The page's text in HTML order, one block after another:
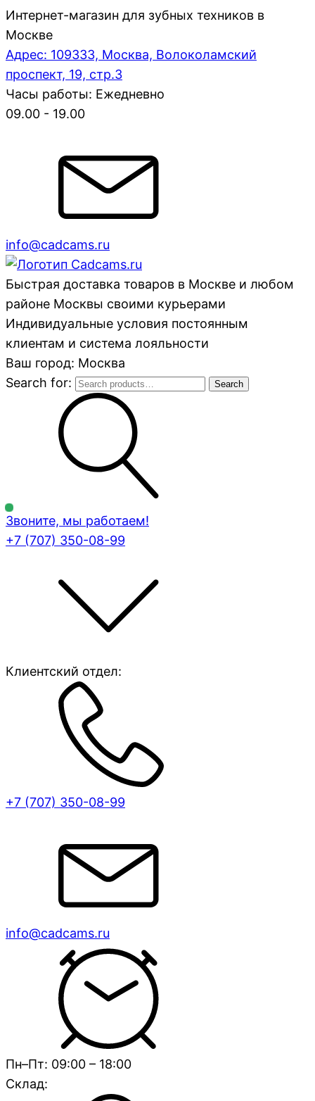
Интернет-магазин для зубных техников в
Москве
Адрес: 109333, Москва, Волоколамский
проспект, 19, стр.3
Часы работы: Ежедневно
09.00 - 19.00
info@cadcams.ru
Быстрая доставка товаров в Москве и любом
районе Москвы своими курьерами
Индивидуальные условия постоянным
клиентам и система лояльности
Ваш город: Москва
Search for:
Search
Звоните, мы работаем!
+7 (707) 350-08-99
Клиентский отдел:
+7 (707) 350-08-99
info@cadcams.ru
Пн–Пт: 09:00 – 18:00
Склад: